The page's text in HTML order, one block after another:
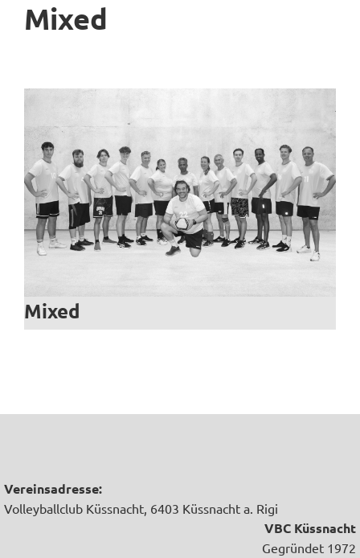
Mixed
Mixed
Vereinsadresse:
Volleyballclub Küssnacht, 6403 Küssnacht a. Rigi
VBC Küssnacht
Gegründet 1972